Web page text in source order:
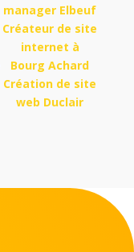
manager Elbeuf
Créateur de site
internet à
Bourg Achard
Création de site
web Duclair